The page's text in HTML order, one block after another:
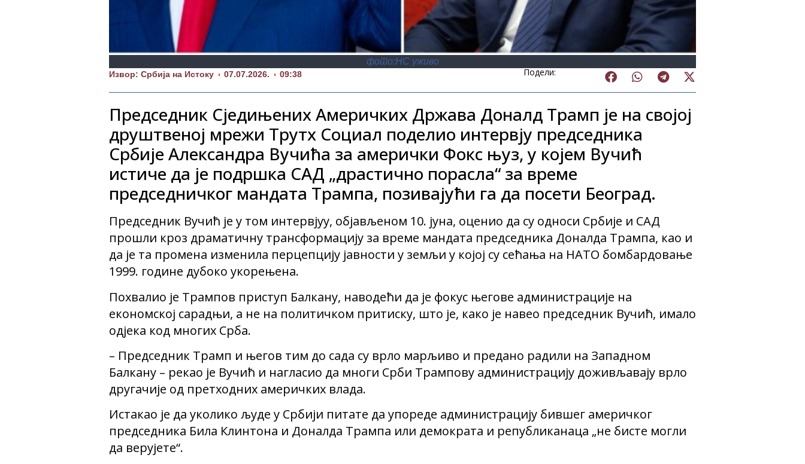
фото:НС уживо
Извор: Србија на Истоку 07.07.2026. 09:38 Подели:
Председник Сједињених Америчких Држава Доналд Трамп је на својој
друштвеној мрежи Трутх Социал поделио интервју председника
Србије Александра Вучића за амерички Фокс њуз, у којем Вучић
истиче да је подршка САД „драстично порасла“ за време
председничког мандата Трампа, позивајући га да посети Београд.
Председник Вучић је у том интервјуу, објављеном 10. јуна, оценио да су односи Србије и САД
прошли кроз драматичну трансформацију за време мандата председника Доналда Трампа, као и
да је та промена изменила перцепцију јавности у земљи у којој су сећања на НАТО бомбардовање
1999. године дубоко укорењена.
Похвалио је Трампов приступ Балкану, наводећи да је фокус његове администрације на
економској сарадњи, а не на политичком притиску, што је, како је навео председник Вучић, имало
одјека код многих Срба.
– Председник Трамп и његов тим до сада су врло марљиво и предано радили на Западном
Балкану – рекао је Вучић и нагласио да многи Срби Трампову администрацију доживљавају врло
другачије од претходних америчких влада.
Истакао је да уколико људе у Србији питате да упореде администрацију бившег америчког
председника Била Клинтона и Доналда Трампа или демократа и републиканаца „не бисте могли
да верујете“.